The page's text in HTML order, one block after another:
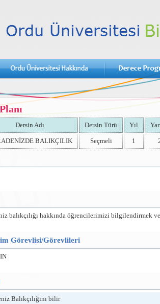
Dersin Adı Dersin Türü Yıl
BALIKÇILIK Seçmeli 1
balıkçılığı hakkında öğrencilerimizi bilgilendirmek
Görevlisi/Görevlileri
Balıkçılığını bilir